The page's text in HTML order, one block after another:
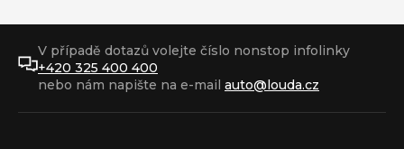
V případě dotazů volejte číslo nonstop infolinky
+420 325 400 400
nebo nám napište na e-mail auto@louda.cz